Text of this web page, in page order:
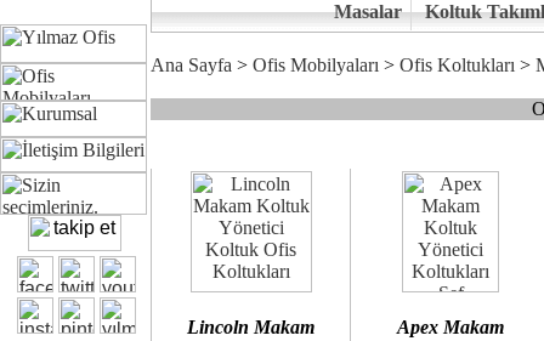
Ofisinizin dekorasyonunda ergonomi ve kaliteye önem
Çünkü sitemizde bulunan seçkin bürosit, goldsit ve modern
Size yakışan ofis koltuk tasarımına gelin birlikte karar verelim.
Kalite ve ergonomiyi arıyanların tercihi...Yılmaz Büro Mobilya
Masalar Koltuk
Ana Sayfa > Ofis Mobilyaları > Ofis Koltukları >
Lincoln Makam Apex Makam